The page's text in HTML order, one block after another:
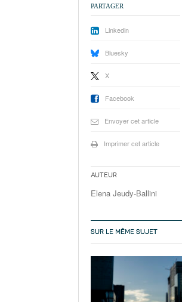
PARTAGER
Linkedin
Bluesky
X
Facebook
Envoyer cet article
Imprimer cet article
Auteur
Elena Jeudy-Ballini
SUR LE MÊME SUJET